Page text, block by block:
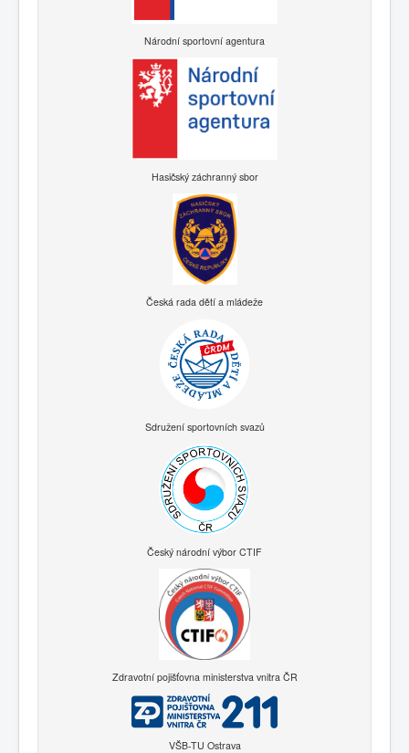
Národní sportovní agentura
Hasičský záchranný sbor
Česká rada dětí a mládeže
Sdružení sportovních svazů
Český národní výbor CTIF
Zdravotní pojišťovna ministerstva vnitra ČR
VŠB-TU Ostrava